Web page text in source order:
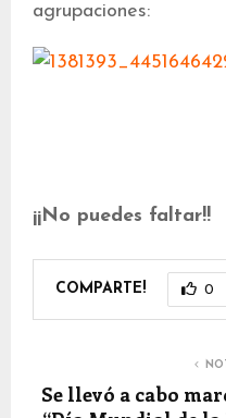
agrupaciones:
¡¡No puedes faltar!!
COMPARTE! 0
Se llevó a cabo